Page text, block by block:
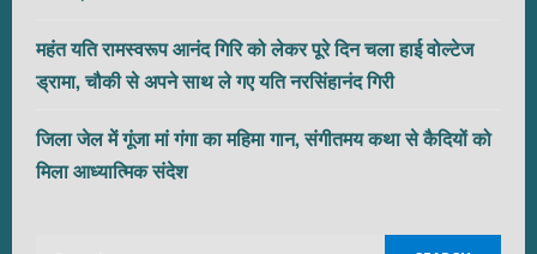
महंत यति रामस्वरूप आनंद गिरि को लेकर पूरे दिन चला हाई वोल्टेज
ड्रामा, चौकी से अपने साथ ले गए यति नरसिंहानंद गिरी
जिला जेल में गूंजा मां गंगा का महिमा गान, संगीतमय कथा से कैदियों को
मिला आध्यात्मिक संदेश